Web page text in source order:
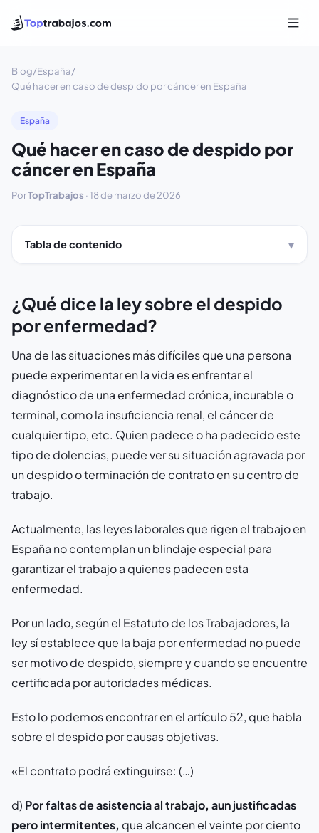
Blog/España/
Qué hacer en caso de despido por cáncer en España
España
Qué hacer en caso de despido por
cáncer en España
PorTopTrabajos ·18 de marzo de 2026
Tabla de contenido
¿Qué dice la ley sobre el despido
por enfermedad?
Una de las situaciones más difíciles que una persona
puede experimentar en la vida es enfrentar el
diagnóstico de una enfermedad crónica, incurable o
terminal, como la insuficiencia renal, el cáncer de
cualquier tipo, etc. Quien padece o ha padecido este
tipo de dolencias, puede ver su situación agravada por
un despido o terminación de contrato en su centro de
trabajo.
Actualmente, las leyes laborales que rigen el trabajo en
España no contemplan un blindaje especial para
garantizar el trabajo a quienes padecen esta
enfermedad.
Por un lado, según el Estatuto de los Trabajadores, la
ley sí establece que la baja por enfermedad no puede
ser motivo de despido, siempre y cuando se encuentre
certificada por autoridades médicas.
Esto lo podemos encontrar en el artículo 52, que habla
sobre el despido por causas objetivas.
«El contrato podrá extinguirse: (…)
d) Por faltas de asistencia al trabajo, aun justificadas
pero intermitentes, que alcancen el veinte por ciento